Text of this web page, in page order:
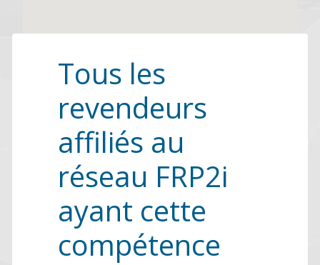
Tous les
revendeurs
affiliés au
réseau FRP2i
ayant cette
compétence